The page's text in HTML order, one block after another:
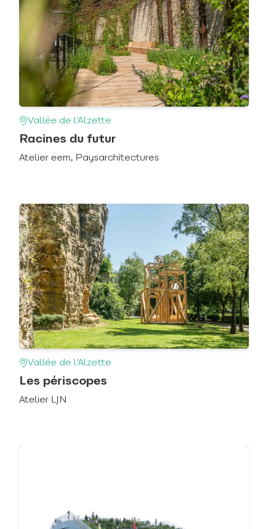
Vallée de l'Alzette
Racines du futur
Atelier eem, Paysarchitectures
Vallée de l'Alzette
Les périscopes
Atelier LJN